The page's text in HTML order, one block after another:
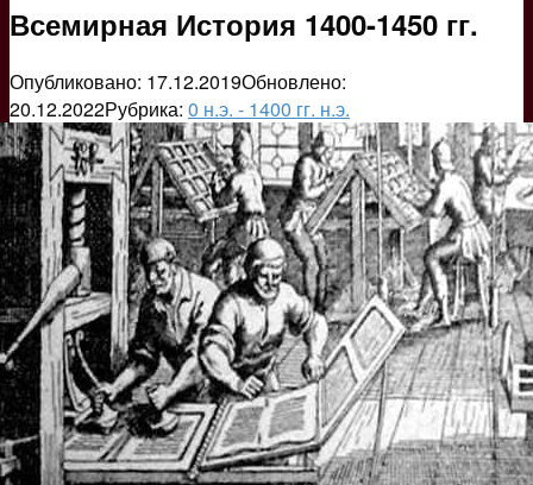
Всемирная История 1400-1450 гг.
Опубликовано: 17.12.2019Обновлено:
20.12.2022Рубрика: 0 н.э. - 1400 гг. н.э.